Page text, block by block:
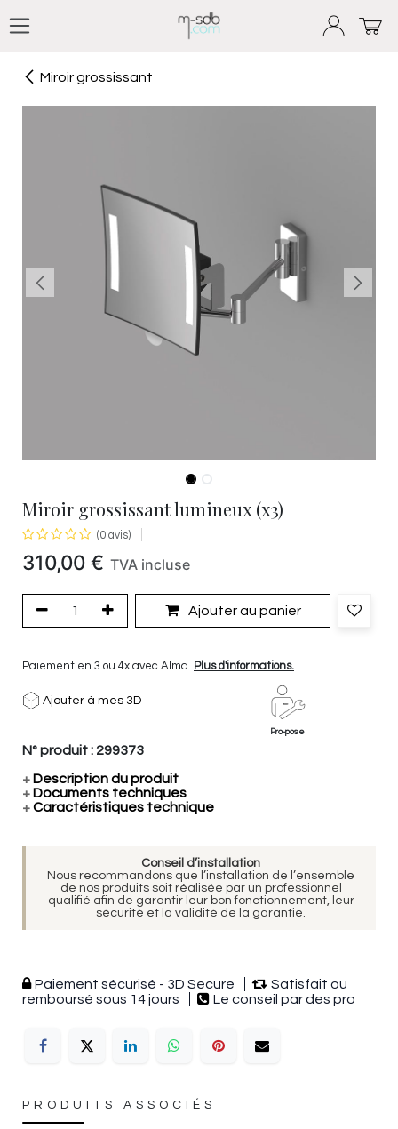
Miroir grossissant
Miroir grossissant lumineux (x3)
(0 avis)
310,00 € TVA incluse
Ajouter au panier
Paiement en 3 ou 4x avec Alma. Plus d'informations.
Ajouter à mes 3D
Pro-pose
N° produit : 299373
+ Description du produit
+ Documents techniques
+Caractéristiques technique
Conseil d’installation
Nous recommandons que l’installation de l’ensemble
de nos produits soit réalisée par un professionnel
qualifié afin de garantir leur bon fonctionnement, leur
sécurité et la validité de la garantie.
Paiement sécurisé - 3D Secure
Satisfait ou
remboursé sous 14 jours
Le conseil par des pro
PRODUITS ASSOCIÉS